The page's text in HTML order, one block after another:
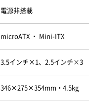
電源非搭載
microATX ・ Mini-ITX
3.5インチ×1、2.5インチ×3
346×275×354mm・4.5kg